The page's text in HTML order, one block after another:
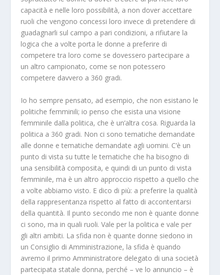
capacità e nelle loro possibilità, a non dover accettare
ruoli che vengono concessi loro invece di pretendere di
guadagnarli sul campo a pari condizioni, a rifiutare la
logica che a volte porta le donne a preferire di
competere tra loro come se dovessero partecipare a
un altro campionato, come se non potessero
competere davvero a 360 gradi.
Io ho sempre pensato, ad esempio, che non esistano le
politiche femminili; io penso che esista una visione
femminile dalla politica, che è un’altra cosa. Riguarda la
politica a 360 gradi. Non ci sono tematiche demandate
alle donne e tematiche demandate agli uomini. C’è un
punto di vista su tutte le tematiche che ha bisogno di
una sensibilità composita, e quindi di un punto di vista
femminile, ma è un altro approccio rispetto a quello che
a volte abbiamo visto. E dico di più: a preferire la qualità
della rappresentanza rispetto al fatto di accontentarsi
della quantità. Il punto secondo me non è quante donne
ci sono, ma in quali ruoli. Vale per la politica e vale per
gli altri ambiti. La sfida non è quante donne siedono in
un Consiglio di Amministrazione, la sfida è quando
avremo il primo Amministratore delegato di una società
partecipata statale donna, perché – ve lo annuncio – è